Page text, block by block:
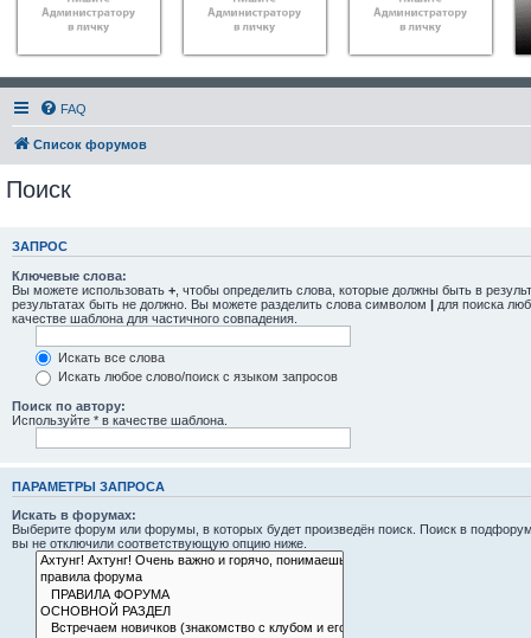
FAQ
Список форумов
Поиск
ЗАПРОС
Ключевые слова:
Вы можете использовать + , чтобы определить слова, которые должны быть в
результатах быть не должно. Вы можете разделить слова символом | для поиска
качестве шаблона для частичного совпадения.
Искать все слова
Искать любое слово/поиск с языком запросов
Поиск по автору:
Используйте * в качестве шаблона.
ПАРАМЕТРЫ ЗАПРОСА
Искать в форумах:
Выберите форум или форумы, в которых будет произведён поиск. Поиск в
вы не отключили соответствующую опцию ниже.